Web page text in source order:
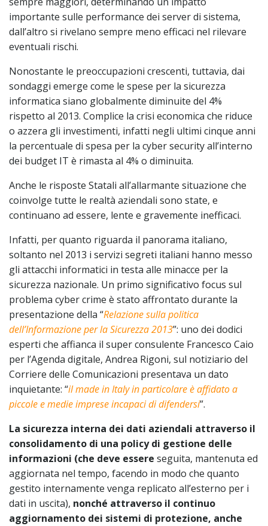
importante sulle performance dei server di sistema,
dall’altro si rivelano sempre meno efficaci nel rilevare
eventuali rischi.
Nonostante le preoccupazioni crescenti, tuttavia, dai
sondaggi emerge come le spese per la sicurezza
informatica siano globalmente diminuite del 4%
rispetto al 2013. Complice la crisi economica che riduce
o azzera gli investimenti, infatti negli ultimi cinque anni
la percentuale di spesa per la cyber security all’interno
dei budget IT è rimasta al 4% o diminuita.
Anche le risposte Statali all’allarmante situazione che
coinvolge tutte le realtà aziendali sono state, e
continuano ad essere, lente e gravemente inefficaci.
Infatti, per quanto riguarda il panorama italiano,
soltanto nel 2013 i servizi segreti italiani hanno messo
gli attacchi informatici in testa alle minacce per la
sicurezza nazionale. Un primo significativo focus sul
problema cyber crime è stato affrontato durante la
presentazione della “Relazione sulla politica
dell’Informazione per la Sicurezza 2013”: uno dei dodici
esperti che affianca il super consulente Francesco Caio
per l’Agenda digitale, Andrea Rigoni, sul notiziario del
Corriere delle Comunicazioni presentava un dato
inquietante: “il made in Italy in particolare è affidato a
piccole e medie imprese incapaci di difendersi”.
La sicurezza interna dei dati aziendali attraverso il
consolidamento di una policy di gestione delle
informazioni (che deve essere seguita, mantenuta ed
aggiornata nel tempo, facendo in modo che quanto
gestito internamente venga replicato all’esterno per i
dati in uscita), nonché attraverso il continuo
aggiornamento dei sistemi di protezione, anche